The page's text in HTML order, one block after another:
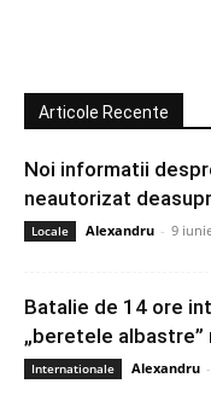
Articole Recente
Noi informatii
neautorizat
Locale Alexandru - 9
Batalie de 14 ore
„beretele albastre”
Internationale Alexandru -